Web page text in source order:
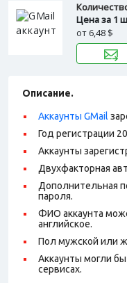
Цена за 1
от 6,48 $
Описание.
Аккаунты GMail
Год регистрации
Аккаунты
Двухфакторная
Дополнительная
пароля.
ФИО аккаунта
английское.
Пол мужской или
Аккаунты могли
сервисах.